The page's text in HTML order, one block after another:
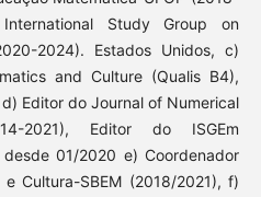
Study Group on
2024). Estados Unidos, c)
and Culture (Qualis B4),
Editor do Journal of Numerical
2021), Editor do ISGEm
01/2020 e) Coordenador
Cultura-SBEM (2018/2021), f)